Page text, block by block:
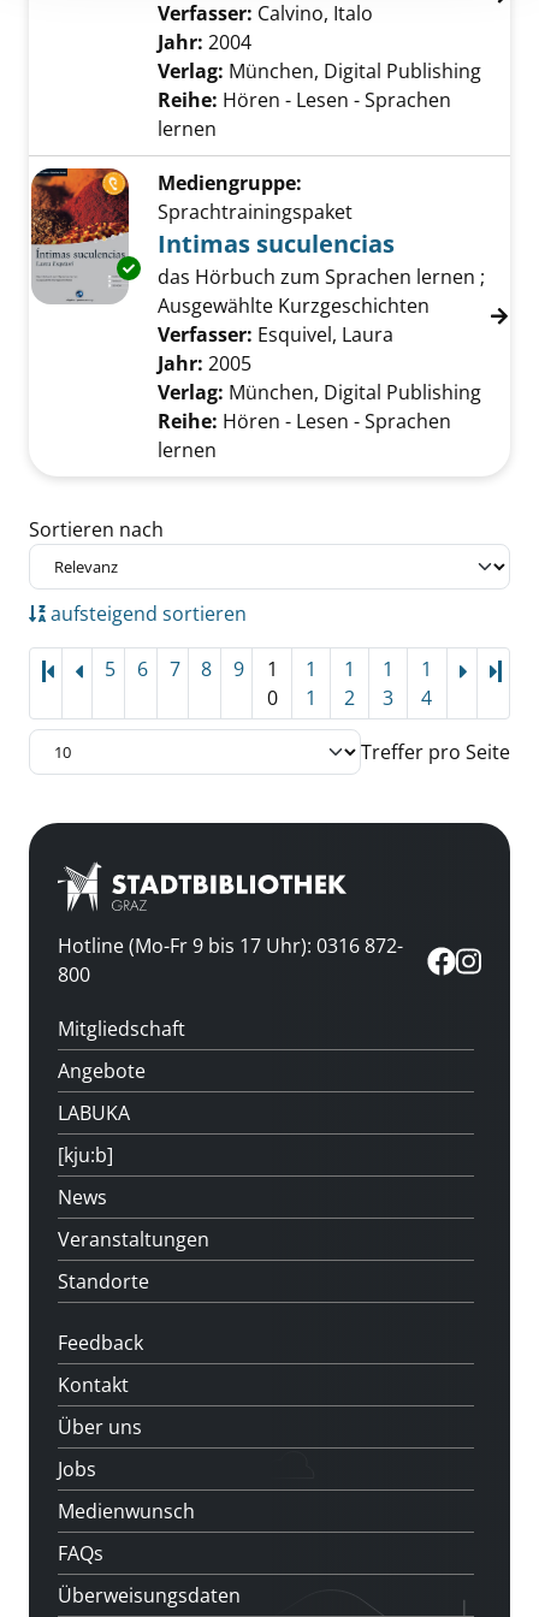
Verfasser: Calvino, Italo
Jahr: 2004
Verlag: München, Digital Publishing
Reihe: Hören - Lesen - Sprachen
lernen
Exemplar-Details von Intimas suculencias
Mediengruppe:
Sprachtrainingspaket
Intimas suculencias
das Hörbuch zum Sprachen lernen ;
Ausgewählte Kurzgeschichten
Verfasser: Esquivel, Laura
Jahr: 2005
Verlag: München, Digital Publishing
Reihe: Hören - Lesen - Sprachen
lernen
Zu den Suchfiltern springen
Sortieren nach
aufsteigend sortieren
5 6 7 8 9
1
0
1
1
1
2
1
3
1
4
Treffer pro Seite
Hotline (Mo-Fr 9 bis 17 Uhr): 0316 872-
800
Mitgliedschaft
Angebote
LABUKA
[kju:b]
News
Veranstaltungen
Standorte
Feedback
Kontakt
Über uns
Jobs
Medienwunsch
FAQs
Überweisungsdaten